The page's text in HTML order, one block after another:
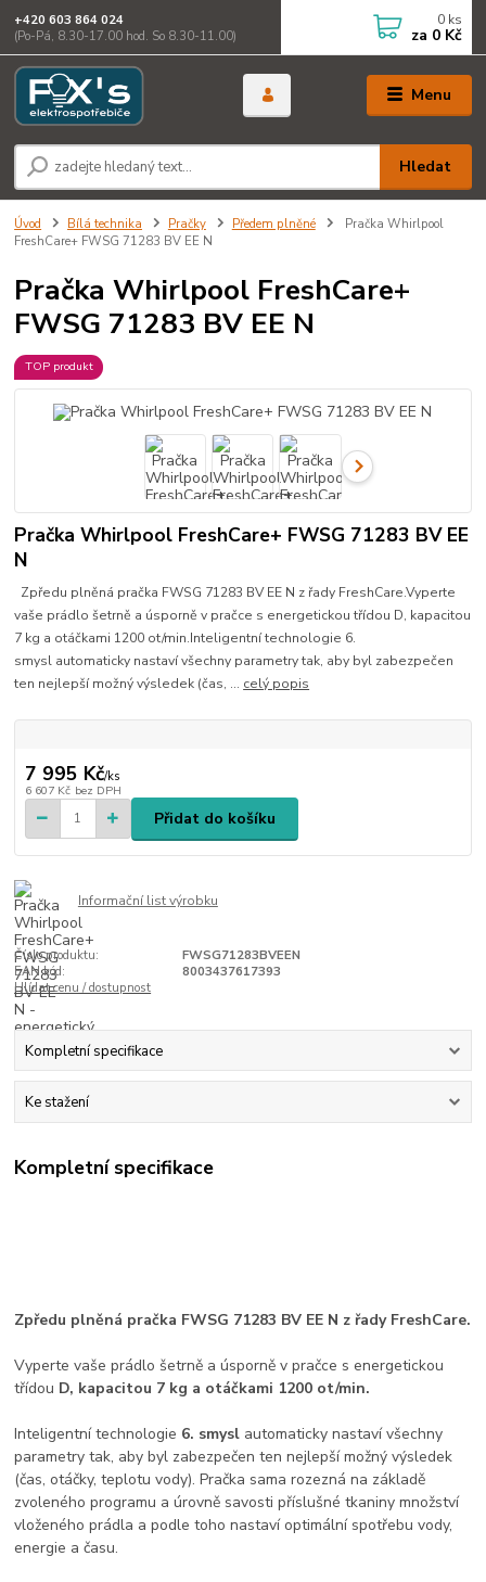
Menu
Hledat
+420 603 864 024
(Po-Pá, 8.30-17.00 hod. So 8.30-11.00)
0 ks
za 0 Kč
Úvod Bílá technika Pračky Předem plněné
Pračka Whirlpool
FreshCare+ FWSG 71283 BV EE N
Pračka Whirlpool FreshCare+
FWSG 71283 BV EE N
TOP produkt
Pračka Whirlpool FreshCare+ FWSG 71283 BV EE
N
Zpředu plněná pračka FWSG 71283 BV EE N z řady FreshCare.Vyperte
vaše prádlo šetrně a úsporně v pračce s energetickou třídou D, kapacitou
7 kg a otáčkami 1200 ot/min.Inteligentní technologie 6.
smysl automaticky nastaví všechny parametry tak, aby byl zabezpečen
ten nejlepší možný výsledek (čas, ... celý popis
7 995 Kč/ks
6 607 Kč bez DPH
Přidat do košíku
Informační list výrobku
Číslo produktu:
FWSG71283BVEEN
EAN kód:
8003437617393
Hlídat cenu / dostupnost
Kompletní specifikace
Ke stažení
Kompletní specifikace
Zpředu plněná pračka FWSG 71283 BV EE N z řady FreshCare.
Vyperte vaše prádlo šetrně a úsporně v pračce s energetickou
třídou D, kapacitou 7 kg a otáčkami 1200 ot/min.
Inteligentní technologie 6. smysl automaticky nastaví všechny
parametry tak, aby byl zabezpečen ten nejlepší možný výsledek
(čas, otáčky, teplotu vody). Pračka sama rozezná na základě
zvoleného programu a úrovně savosti příslušné tkaniny množství
vloženého prádla a podle toho nastaví optimální spotřebu vody,
energie a času.